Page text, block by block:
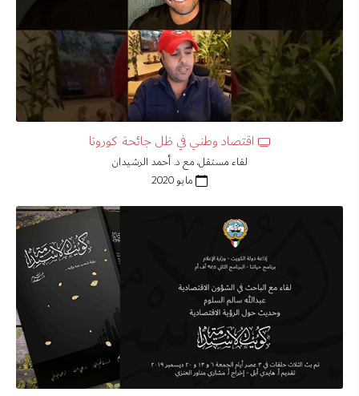
اقتصاد وطني في ظل جائحة كورونا
لقاء مستقل، مع د. أحمد الرشيدان
مايو 2020